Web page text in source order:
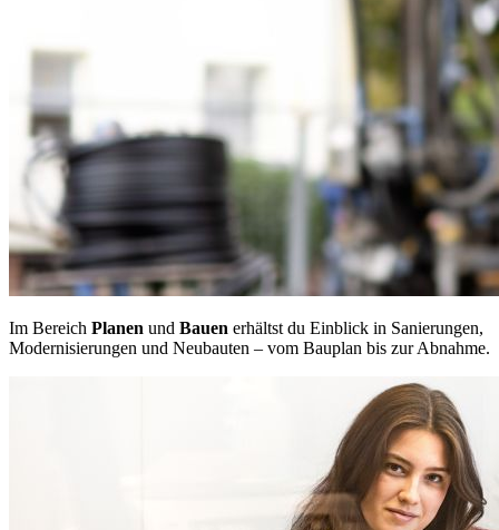
Im Bereich Planen und Bauen erhältst du Einblick in Sanierungen,
Modernisierungen und Neubauten – vom Bauplan bis zur Abnahme.